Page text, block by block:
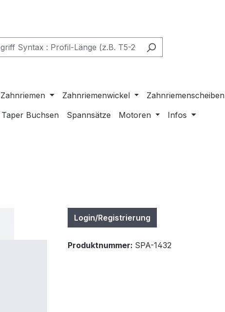
Zahnriemen Zahnriemenwickel Zahnriemenscheiben
Taper Buchsen Spannsätze Motoren Infos
Login/Registrierung
Produktnummer: SPA-1432